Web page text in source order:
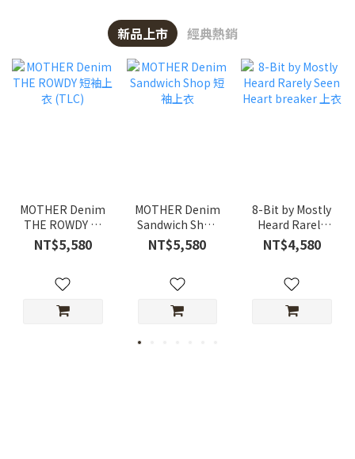
新品上市 經典熱銷
MOTHER Denim
THE ROWDY 短
袖上衣 (TLC)
NT$5,580
MOTHER Denim
Sandwich Shop
短袖上衣
NT$5,580
8-Bit by Mostly
Heard Rarely
Seen Heart
breaker 上衣
NT$4,580